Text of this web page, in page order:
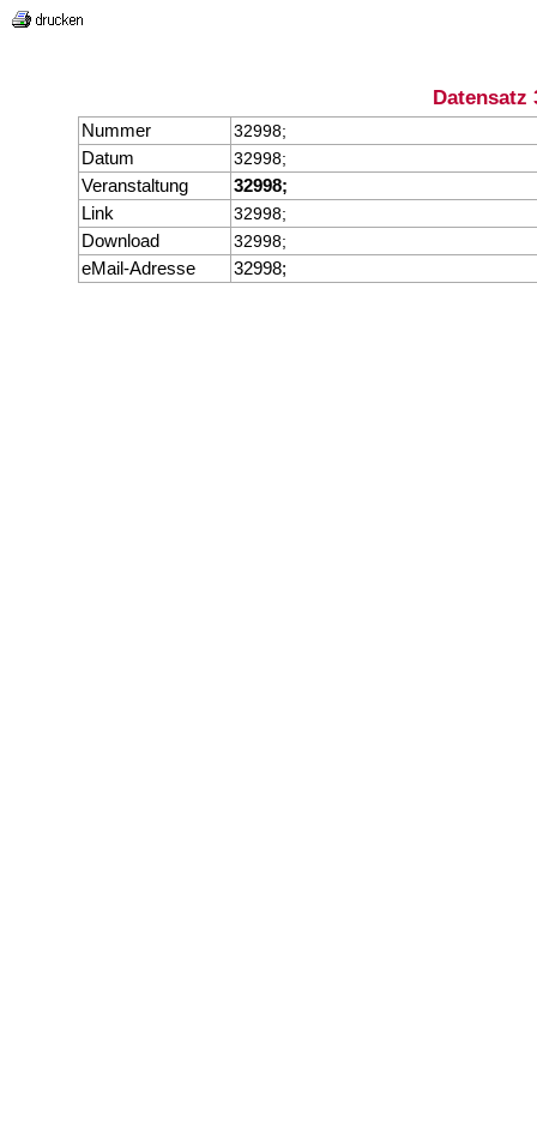
Datensatz
Nummer 32998;
Datum 32998;
Veranstaltung
32998;
Link
32998;
Download 32998;
eMail-Adresse 32998;